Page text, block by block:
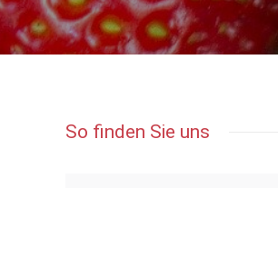
So finden Sie uns